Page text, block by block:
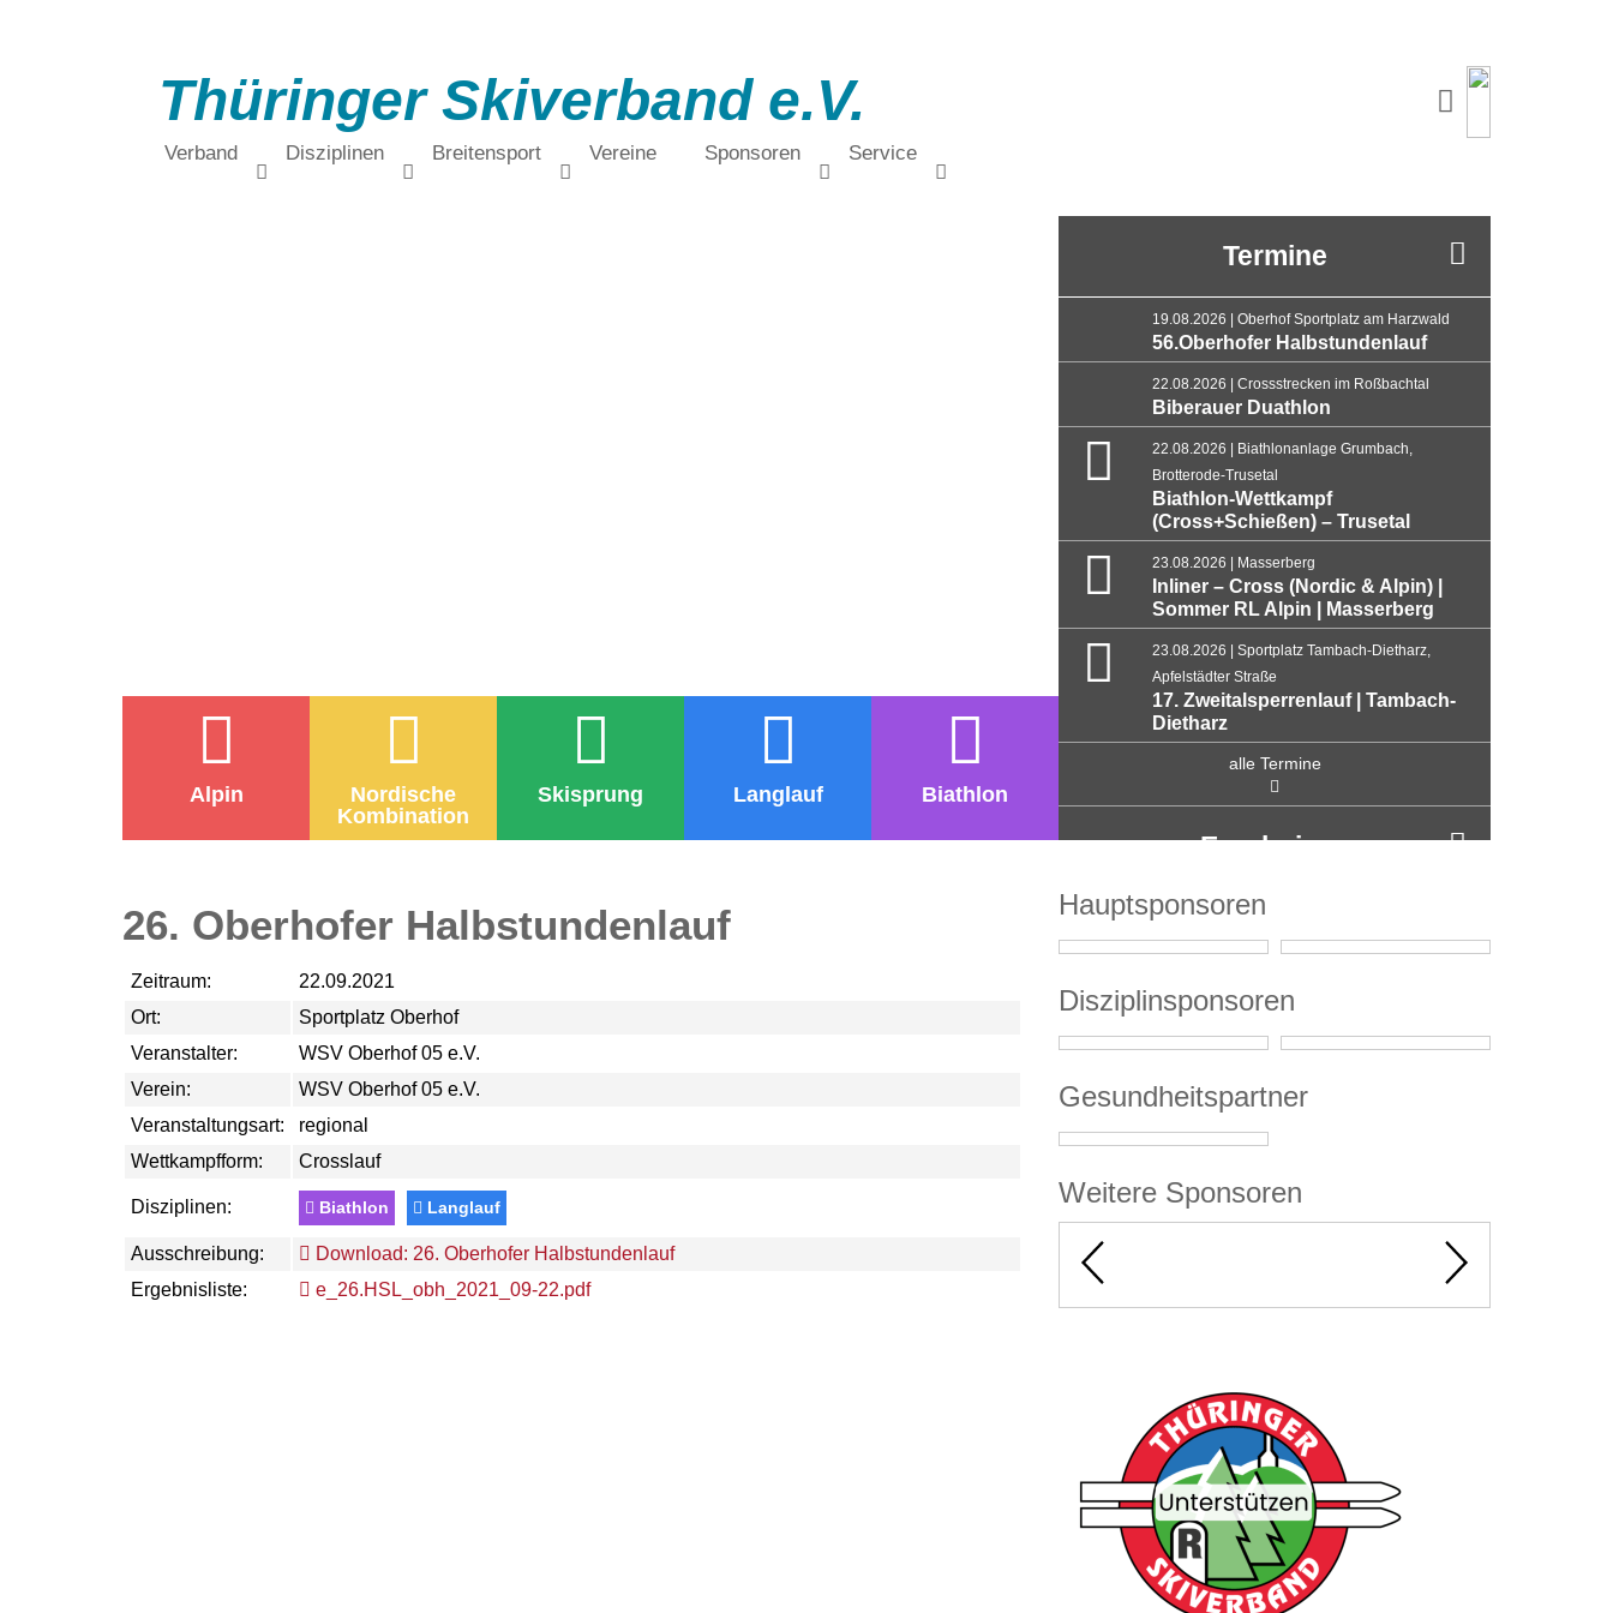
Thüringer Skiverband e.V.
Verband Disziplinen Breitensport Vereine Sponsoren Service
Alpin
Nordische
Kombination
Skisprung Langlauf Biathlon
Termine
19.08.2026 | Oberhof Sportplatz am Harzwald
56.Oberhofer Halbstundenlauf
22.08.2026 | Crossstrecken im Roßbachtal
Biberauer Duathlon
22.08.2026 | Biathlonanlage Grumbach,
Brotterode-Trusetal
Biathlon-Wettkampf
(Cross+Schießen) – Trusetal
23.08.2026 | Masserberg
Inliner – Cross (Nordic & Alpin) |
Sommer RL Alpin | Masserberg
23.08.2026 | Sportplatz Tambach-Dietharz,
Apfelstädter Straße
17. Zweitalsperrenlauf | Tambach-
Dietharz
alle Termine
Ergebnisse
26. Oberhofer Halbstundenlauf
Zeitraum:
22.09.2021
Ort:
Sportplatz Oberhof
Veranstalter:
WSV Oberhof 05 e.V.
Verein:
WSV Oberhof 05 e.V.
Veranstaltungsart:
regional
Wettkampfform:
Crosslauf
Disziplinen: Biathlon Langlauf
Ausschreibung:
Download: 26. Oberhofer Halbstundenlauf
Ergebnisliste:
e_26.HSL_obh_2021_09-22.pdf
Hauptsponsoren
Disziplinsponsoren
Gesundheitspartner
Weitere Sponsoren